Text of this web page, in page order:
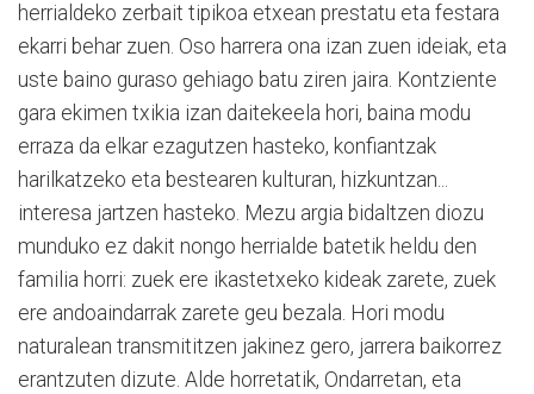
herrialdeko zerbait tipikoa etxean prestatu eta festara
ekarri behar zuen. Oso harrera ona izan zuen ideiak, eta
uste baino guraso gehiago batu ziren jaira. Kontziente
gara ekimen txikia izan daitekeela hori, baina modu
erraza da elkar ezagutzen hasteko, konfiantzak
harilkatzeko eta bestearen kulturan, hizkuntzan...
interesa jartzen hasteko. Mezu argia bidaltzen diozu
munduko ez dakit nongo herrialde batetik heldu den
familia horri: zuek ere ikastetxeko kideak zarete, zuek
ere andoaindarrak zarete geu bezala. Hori modu
naturalean transmititzen jakinez gero, jarrera baikorrez
erantzuten dizute. Alde horretatik, Ondarretan, eta